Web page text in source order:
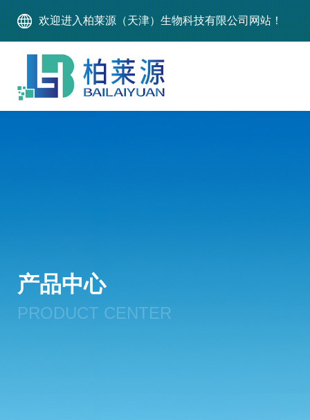
欢迎进入柏莱源（天津）生物科技有限公司网站！
产品中心
PRODUCT CENTER